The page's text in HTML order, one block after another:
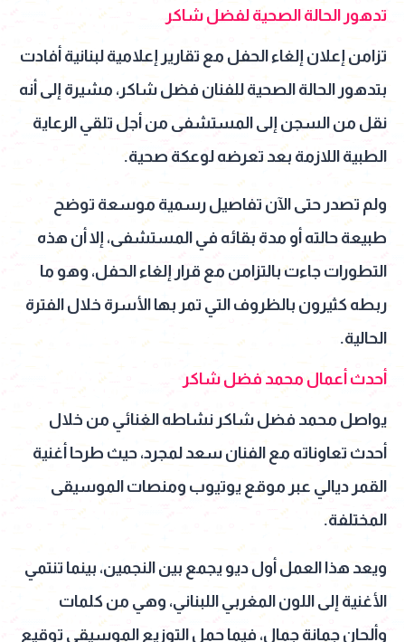
تدهور الحالة الصحية لفضل شاكر
تزامن إعلان إلغاء الحفل مع تقارير إعلامية لبنانية أفادت
بتدهور الحالة الصحية للفنان فضل شاكر، مشيرة إلى أنه
نقل من السجن إلى المستشفى من أجل تلقي الرعاية
الطبية اللازمة بعد تعرضه لوعكة صحية.
ولم تصدر حتى الآن تفاصيل رسمية موسعة توضح
طبيعة حالته أو مدة بقائه في المستشفى، إلا أن هذه
التطورات جاءت بالتزامن مع قرار إلغاء الحفل، وهو ما
ربطه كثيرون بالظروف التي تمر بها الأسرة خلال الفترة
الحالية.
أحدث أعمال محمد فضل شاكر
يواصل محمد فضل شاكر نشاطه الغنائي من خلال
أحدث تعاوناته مع الفنان سعد لمجرد، حيث طرحا أغنية
القمر ديالي عبر موقع يوتيوب ومنصات الموسيقى
المختلفة.
ويعد هذا العمل أول ديو يجمع بين النجمين، بينما تنتمي
الأغنية إلى اللون المغربي اللبناني، وهي من كلمات
وألحان جمانة جمال، فيما حمل التوزيع الموسيقي توقيع